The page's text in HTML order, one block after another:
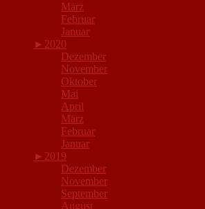
März
Februar
Januar
► 2020
Dezember
November
Oktober
Mai
April
März
Februar
Januar
► 2019
Dezember
November
September
August